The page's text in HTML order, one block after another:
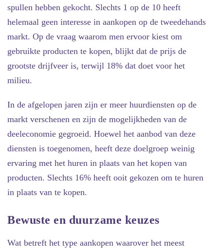
spullen hebben gekocht. Slechts 1 op de 10 heeft
helemaal geen interesse in aankopen op de tweedehands
markt. Op de vraag waarom men ervoor kiest om
gebruikte producten te kopen, blijkt dat de prijs de
grootste drijfveer is, terwijl 18% dat doet voor het
milieu.
In de afgelopen jaren zijn er meer huurdiensten op de
markt verschenen en zijn de mogelijkheden van de
deeleconomie gegroeid. Hoewel het aanbod van deze
diensten is toegenomen, heeft deze doelgroep weinig
ervaring met het huren in plaats van het kopen van
producten. Slechts 16% heeft ooit gekozen om te huren
in plaats van te kopen.
Bewuste en duurzame keuzes
Wat betreft het type aankopen waarover het meest